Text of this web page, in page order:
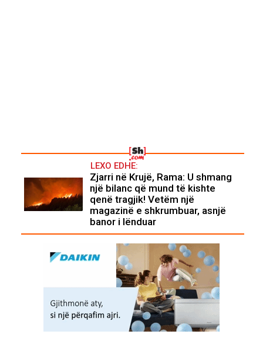
LEXO EDHE:
Zjarri në Krujë, Rama: U shmang
një bilanc që mund të kishte
qenë tragjik! Vetëm një
magazinë e shkrumbuar, asnjë
banor i lënduar